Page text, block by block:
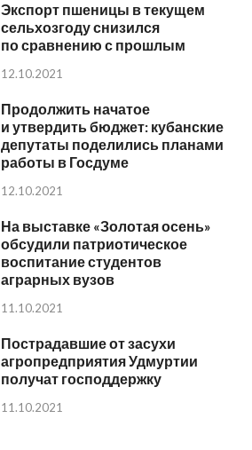
Экспорт пшеницы в текущем
сельхозгоду снизился
по сравнению с прошлым
12.10.2021
Продолжить начатое
и утвердить бюджет: кубанские
депутаты поделились планами
работы в Госдуме
12.10.2021
На выставке «Золотая осень»
обсудили патриотическое
воспитание студентов
аграрных вузов
11.10.2021
Пострадавшие от засухи
агропредприятия Удмуртии
получат господдержку
11.10.2021